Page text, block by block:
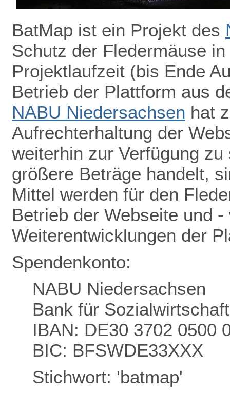
BatMap ist ein Projekt des
Schutz der Fledermäuse
Projektlaufzeit (bis Ende
Betrieb der Plattform aus
NABU Niedersachsen hat
Aufrechterhaltung der
weiterhin zur Verfügung
größere Beträge handelt,
Mittel werden für den
Betrieb der Webseite und
Weiterentwicklungen der
Spendenkonto:
NABU Niedersachsen
Bank für
IBAN: DE30 3702 0500
BIC: BFSWDE33XXX
Stichwort: 'batmap'